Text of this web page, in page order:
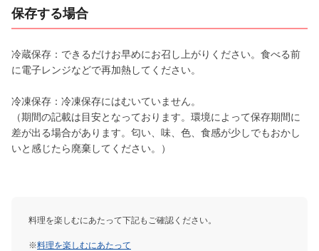
保存する場合
冷蔵保存：できるだけお早めにお召し上がりください。食べる前
に電子レンジなどで再加熱してください。
冷凍保存：冷凍保存にはむいていません。
（期間の記載は目安となっております。環境によって保存期間に
差が出る場合があります。匂い、味、色、食感が少しでもおかし
いと感じたら廃棄してください。）
料理を楽しむにあたって下記もご確認ください。
※料理を楽しむにあたって